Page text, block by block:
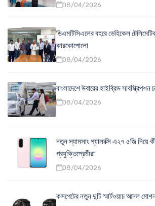
08/04/2026
ডিএমটিসিএলের বহরে ভেহিকেল
কারকোপোলো
08/04/2026
বাংলাদেশে উবারের হাইব্রিড সাবস্ক্রিপশন
08/04/2026
নতুন স্যামসাং গ্যালাক্সি এ২৭ ৫জি নিয়ে
প্রযুক্তিপ্রেমীরা
08/04/2026
কসপেটের নতুন দুটি স্মার্টওয়াচ আনল